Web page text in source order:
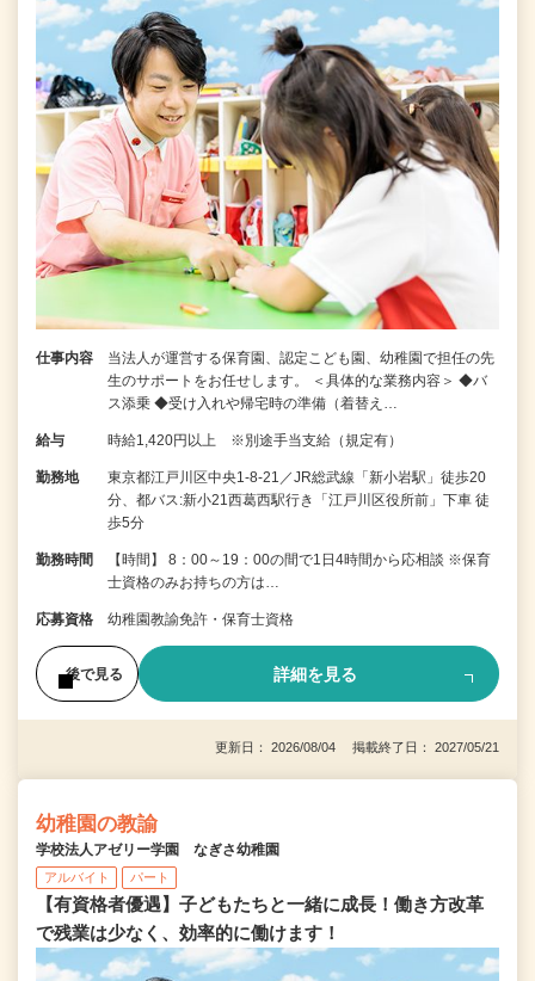
仕事内容
当法人が運営する保育園、認定こども園、幼稚園で担任の先
生のサポートをお任せします。 ＜具体的な業務内容＞ ◆バ
ス添乗 ◆受け入れや帰宅時の準備（着替え…
給与 時給1,420円以上 ※別途手当支給（規定有）
勤務地
東京都江戸川区中央1-8-21／JR総武線「新小岩駅」徒歩20
分、都バス:新小21西葛西駅行き「江戸川区役所前」下車 徒
歩5分
勤務時間
【時間】 8：00～19：00の間で1日4時間から応相談 ※保育
士資格のみお持ちの方は…
応募資格 幼稚園教諭免許・保育士資格
後で見る 詳細を見る
更新日： 2026/08/04 掲載終了日： 2027/05/21
幼稚園の教諭
学校法人アゼリー学園 なぎさ幼稚園
アルバイト パート
【有資格者優遇】子どもたちと一緒に成長！働き方改革
で残業は少なく、効率的に働けます！